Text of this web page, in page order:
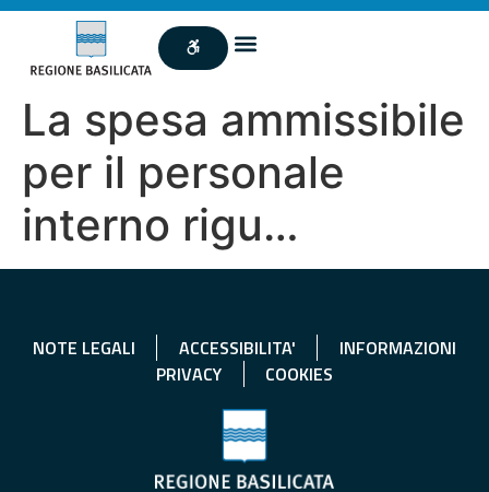
La spesa ammissibile
per il personale
interno rigu…
NOTE LEGALI ACCESSIBILITA'
INFORMAZIONI
PRIVACY
COOKIES